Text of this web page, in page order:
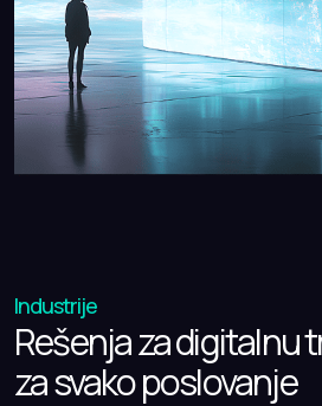
Industrije
Rešenja za digitalnu
za svako poslovanje